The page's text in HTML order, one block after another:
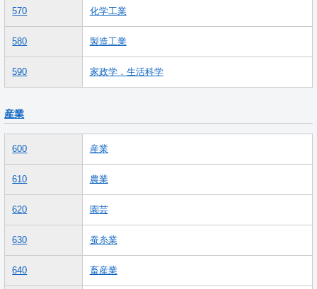
570 化学工業
580 製造工業
590 家政学．生活科学
産業
600 産業
610 農業
620 園芸
630 蚕糸業
640 畜産業